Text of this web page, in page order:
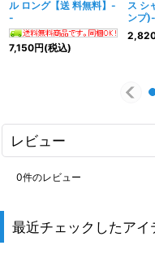
ル ロング【送 料無料】-
-
7,150円(税込)
ス シ
ンプ
レビュー
0件のレビュー
最近チェックしたアイ